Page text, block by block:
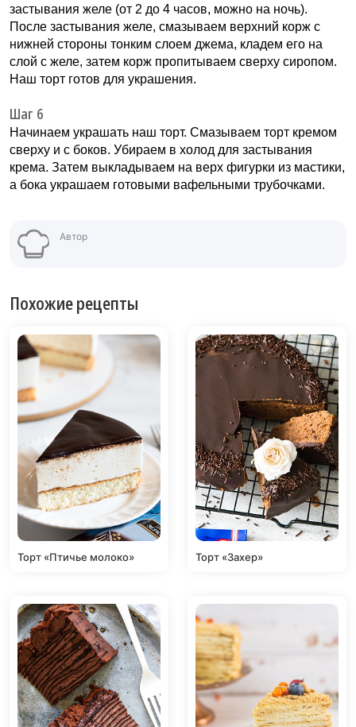
застывания желе (от 2 до 4 часов, можно на ночь).
После застывания желе, смазываем верхний корж с
нижней стороны тонким слоем джема, кладем его на
слой с желе, затем корж пропитываем сверху сиропом.
Наш торт готов для украшения.
Шаг 6
Начинаем украшать наш торт. Смазываем торт кремом
сверху и с боков. Убираем в холод для застывания
крема. Затем выкладываем на верх фигурки из мастики,
а бока украшаем готовыми вафельными трубочками.
Автор
Похожие рецепты
Торт «Птичье молоко» Торт «Захер»